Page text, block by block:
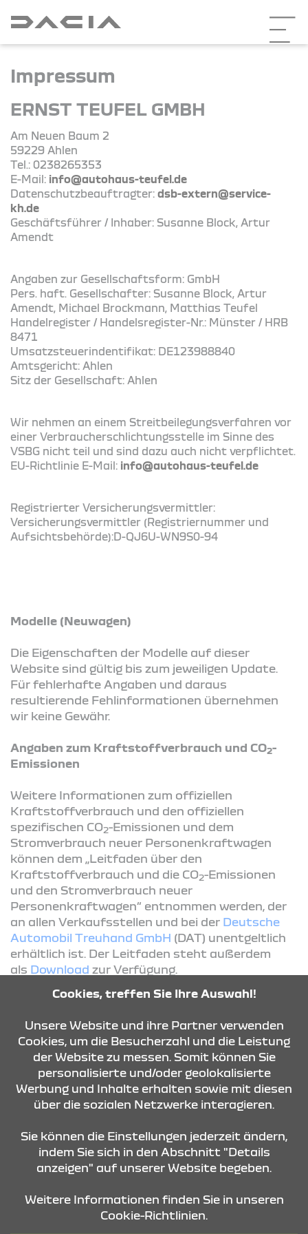
Impressum
ERNST TEUFEL GMBH
Am Neuen Baum 2
59229 Ahlen
Tel.: 0238265353
E-Mail: info@autohaus-teufel.de
Datenschutzbeauftragter: dsb-extern@service-
kh.de
Geschäftsführer / Inhaber: Susanne Block, Artur
Amendt
Angaben zur Gesellschaftsform: GmbH
Pers. haft. Gesellschafter: Susanne Block, Artur
Amendt, Michael Brockmann, Matthias Teufel
Handelregister / Handelsregister-Nr.: Münster / HRB
8471
Umsatzsteuerindentifikat: DE123988840
Amtsgericht: Ahlen
Sitz der Gesellschaft: Ahlen
Wir nehmen an einem Streitbeilegungsverfahren vor
einer Verbraucherschlichtungsstelle im Sinne des
VSBG nicht teil und sind dazu auch nicht verpflichtet.
EU-Richtlinie E-Mail: info@autohaus-teufel.de
Registrierter Versicherungsvermittler:
Versicherungsvermittler (Registriernummer und
Aufsichtsbehörde):D-QJ6U-WN9S0-94
Modelle (Neuwagen)
Die Eigenschaften der Modelle auf dieser
Website sind gültig bis zum jeweiligen Update.
Für fehlerhafte Angaben und daraus
resultierende Fehlinformationen übernehmen
wir keine Gewähr.
Angaben zum Kraftstoffverbrauch und CO2-
Emissionen
Weitere Informationen zum offiziellen
Kraftstoffverbrauch und den offiziellen
spezifischen CO2-Emissionen und dem
Stromverbrauch neuer Personenkraftwagen
können dem „Leitfaden über den
Kraftstoffverbrauch und die CO2-Emissionen
und den Stromverbrauch neuer
Personenkraftwagen“ entnommen werden, der
an allen Verkaufsstellen und bei der Deutsche
Automobil Treuhand GmbH (DAT) unentgeltlich
erhältlich ist. Der Leitfaden steht außerdem
als Download zur Verfügung.
KONTAKT & ANFAHRT
ÖFFNUNGSZEITEN
STANDORTE
Cookies, treffen Sie Ihre Auswahl!
Unsere Website und ihre Partner verwenden
Cookies, um die Besucherzahl und die Leistung
der Website zu messen. Somit können Sie
personalisierte und/oder geolokalisierte
Werbung und Inhalte erhalten sowie mit diesen
über die sozialen Netzwerke interagieren.
Sie können die Einstellungen jederzeit ändern,
indem Sie sich in den Abschnitt "Details
anzeigen" auf unserer Website begeben.
Weitere Informationen finden Sie in unseren
Cookie-Richtlinien.